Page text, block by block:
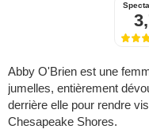
Abby O'Brien est une
jumelles, entièrement
derrière elle pour rendre
Chesapeake Shores.